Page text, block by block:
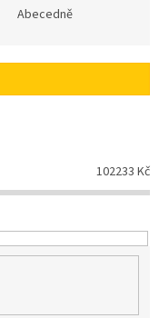
Abecedně
102233 Kč